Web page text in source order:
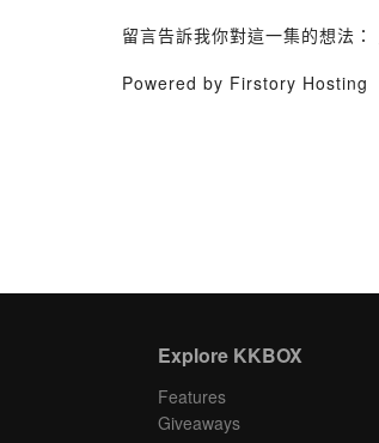
留言告訴我你對這一集的想法：
Powered by Firstory Hosting
Explore KKBOX
Features
Giveaways